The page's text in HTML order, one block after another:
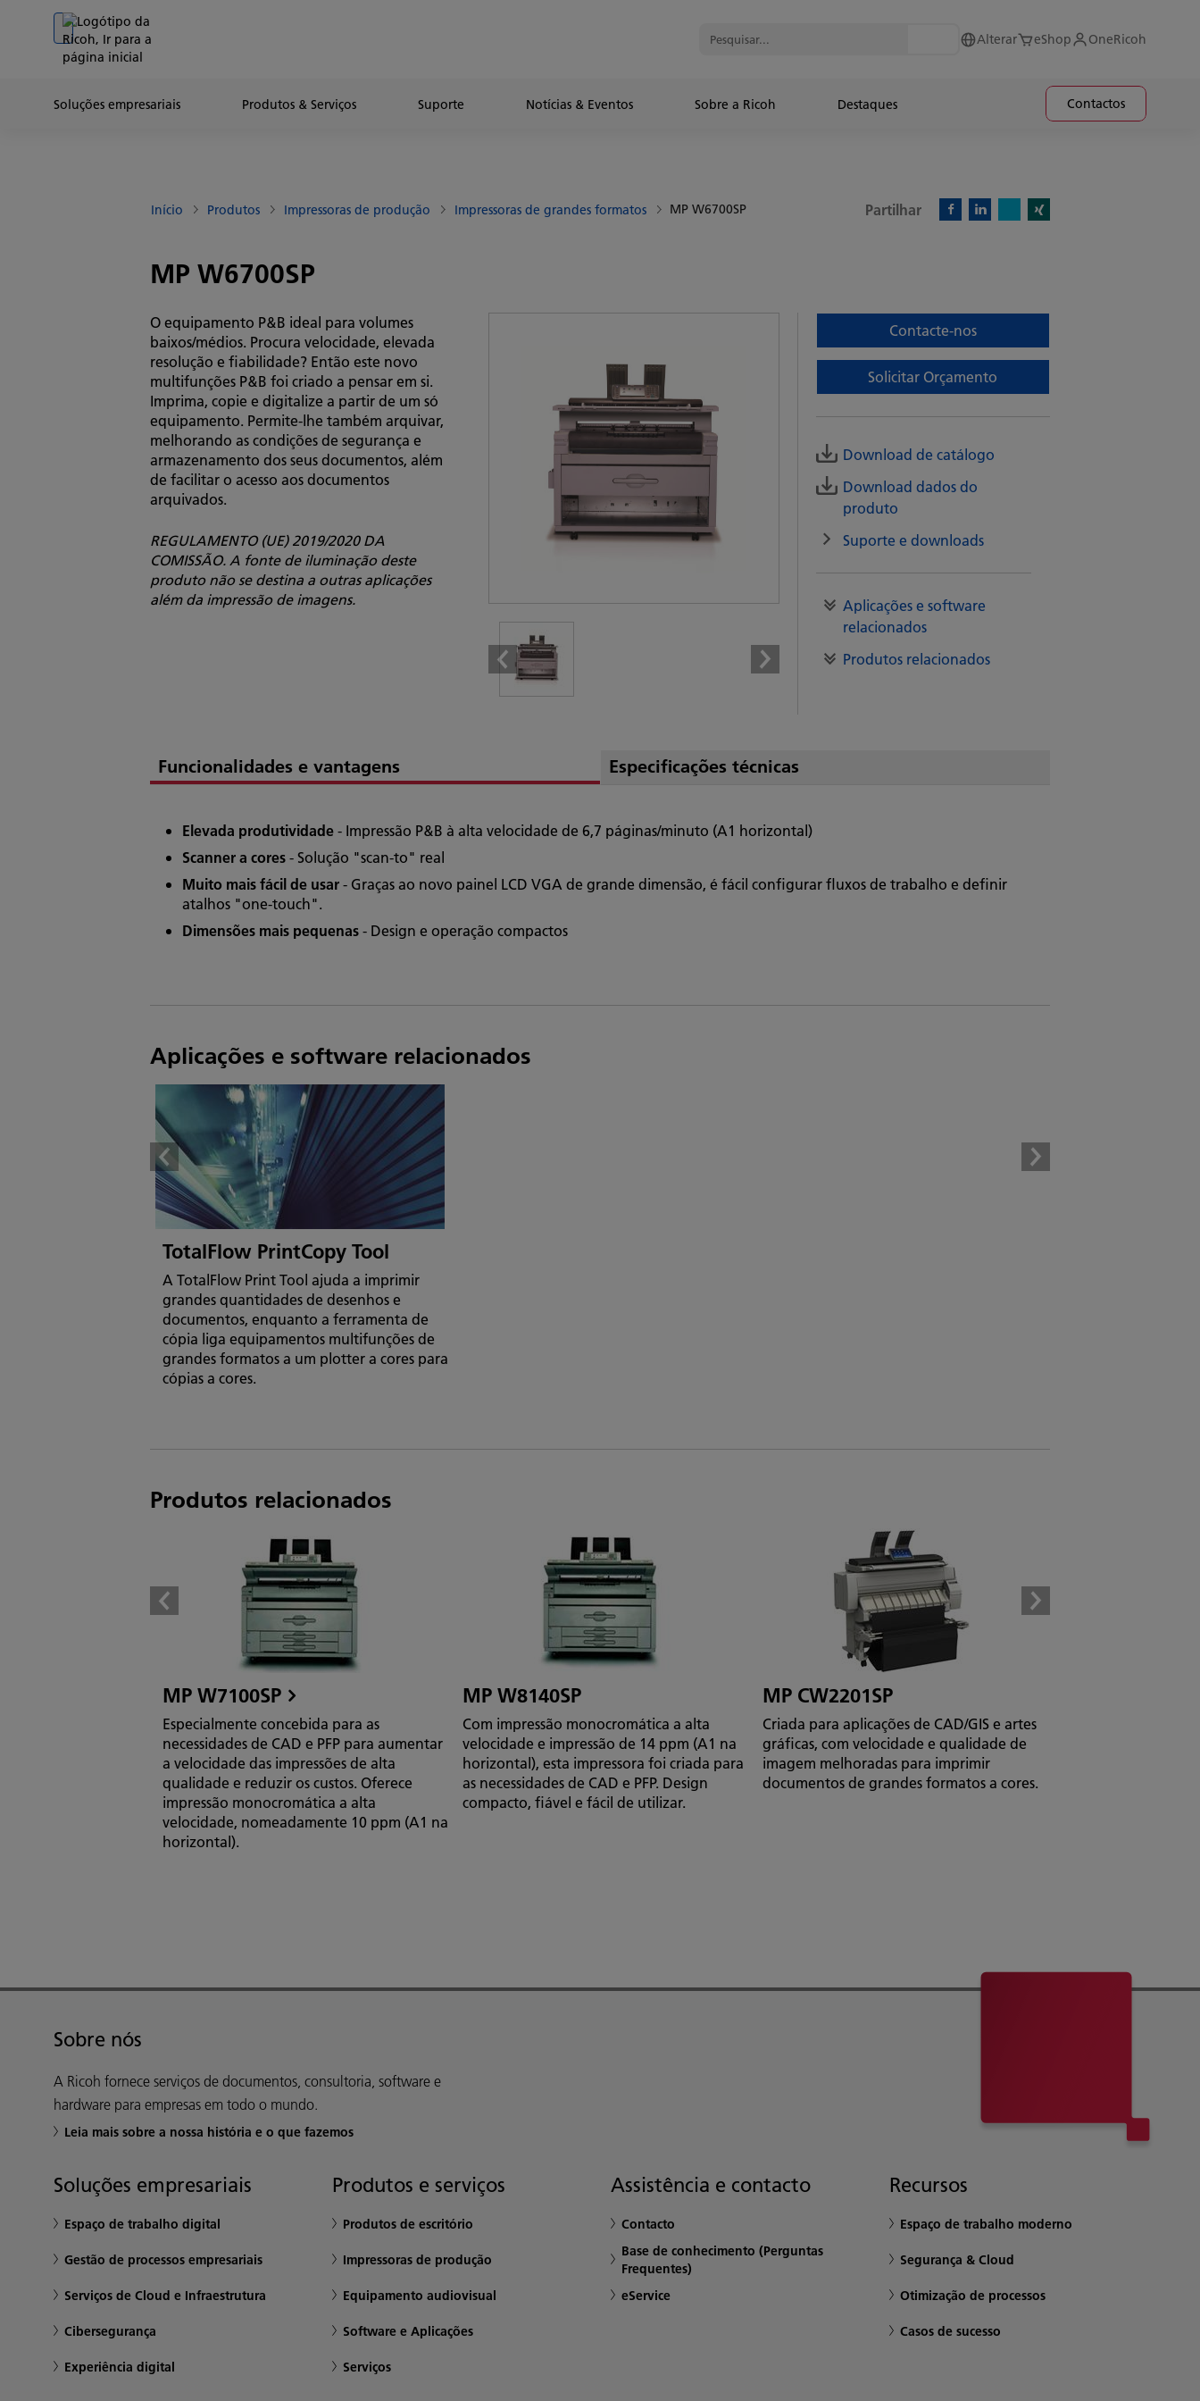
Go to banner
Go to content
Go to footer
Alterar eShop OneRicoh
Soluções empresariais Produtos & Serviços Suporte Notícias & Eventos Sobre a Ricoh Destaques Contactos
Início Produtos Impressoras de produção Impressoras de grandes formatos MP W6700SP Partilhar
MP W6700SP
O equipamento P&B ideal para volumes
baixos/médios. Procura velocidade, elevada
resolução e fiabilidade? Então este novo
multifunções P&B foi criado a pensar em si.
Imprima, copie e digitalize a partir de um só
equipamento. Permite-lhe também arquivar,
melhorando as condições de segurança e
armazenamento dos seus documentos, além
de facilitar o acesso aos documentos
arquivados.
REGULAMENTO (UE) 2019/2020 DA
COMISSÃO. A fonte de iluminação deste
produto não se destina a outras aplicações
além da impressão de imagens.
Contacte-nos
Solicitar Orçamento
Download de catálogo
Download dados do
produto
Suporte e downloads
Aplicações e software
relacionados
Produtos relacionados
Funcionalidades e vantagens Especificações técnicas
Elevada produtividade- Impressão P&B à alta velocidade de 6,7 páginas/minuto (A1 horizontal)
Scanner a cores- Solução "scan-to" real
Muito mais fácil de usar- Graças ao novo painel LCD VGA de grande dimensão, é fácil configurar fluxos de trabalho e definir
atalhos "one-touch".
Dimensões mais pequenas- Design e operação compactos
Aplicações e software relacionados
TotalFlow PrintCopy Tool
A TotalFlow Print Tool ajuda a imprimir
grandes quantidades de desenhos e
documentos, enquanto a ferramenta de
cópia liga equipamentos multifunções de
grandes formatos a um plotter a cores para
cópias a cores.
Produtos relacionados
MP W7100SP
Especialmente concebida para as
necessidades de CAD e PFP para aumentar
a velocidade das impressões de alta
qualidade e reduzir os custos. Oferece
impressão monocromática a alta
velocidade, nomeadamente 10 ppm (A1 na
horizontal).
MP W8140SP
Com impressão monocromática a alta
velocidade e impressão de 14 ppm (A1 na
horizontal), esta impressora foi criada para
as necessidades de CAD e PFP. Design
compacto, fiável e fácil de utilizar.
MP CW2201SP
Criada para aplicações de CAD/GIS e artes
gráficas, com velocidade e qualidade de
imagem melhoradas para imprimir
documentos de grandes formatos a cores.
Sobre nós
A Ricoh fornece serviços de documentos, consultoria, software e
hardware para empresas em todo o mundo.
Leia mais sobre a nossa história e o que fazemos
Soluções empresariais
Espaço de trabalho digital
Gestão de processos empresariais
Serviços de Cloud e Infraestrutura
Cibersegurança
Experiência digital
Produtos e serviços
Produtos de escritório
Impressoras de produção
Equipamento audiovisual
Software e Aplicações
Serviços
Assistência e contacto
Contacto
Base de conhecimento (Perguntas
Frequentes)
eService
Recursos
Espaço de trabalho moderno
Segurança & Cloud
Otimização de processos
Casos de sucesso